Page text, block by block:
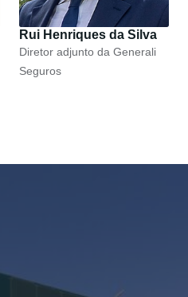
Rui Henriques da Silva
Diretor adjunto da Generali
Seguros